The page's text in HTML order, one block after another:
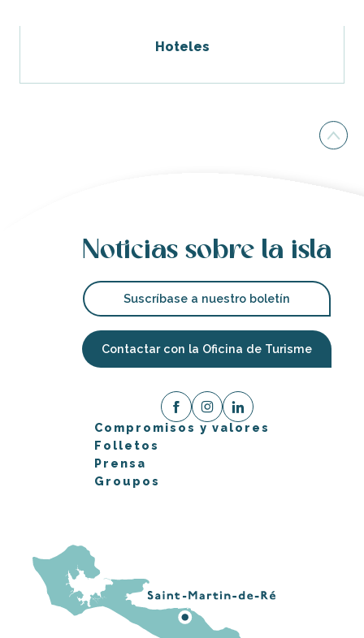
Hoteles
Noticias sobre la isla
Suscríbase a nuestro boletín
Contactar con la Oficina de Turisme
Compromisos y valores
Folletos
Prensa
Groupos